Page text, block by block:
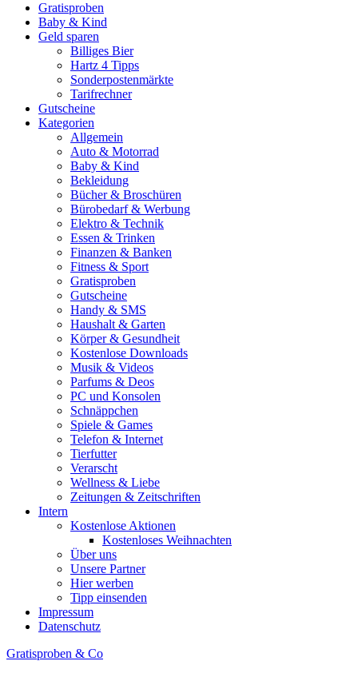
Gratisproben
Baby & Kind
Geld sparen
Billiges Bier
Hartz 4 Tipps
Sonderpostenmärkte
Tarifrechner
Gutscheine
Kategorien
Allgemein
Auto & Motorrad
Baby & Kind
Bekleidung
Bücher & Broschüren
Bürobedarf & Werbung
Elektro & Technik
Essen & Trinken
Finanzen & Banken
Fitness & Sport
Gratisproben
Gutscheine
Handy & SMS
Haushalt & Garten
Körper & Gesundheit
Kostenlose Downloads
Musik & Videos
Parfums & Deos
PC und Konsolen
Schnäppchen
Spiele & Games
Telefon & Internet
Tierfutter
Verarscht
Wellness & Liebe
Zeitungen & Zeitschriften
Intern
Kostenlose Aktionen
Kostenloses Weihnachten
Über uns
Unsere Partner
Hier werben
Tipp einsenden
Impressum
Datenschutz
Gratisproben & Co